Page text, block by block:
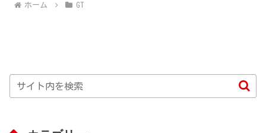
ホーム GT